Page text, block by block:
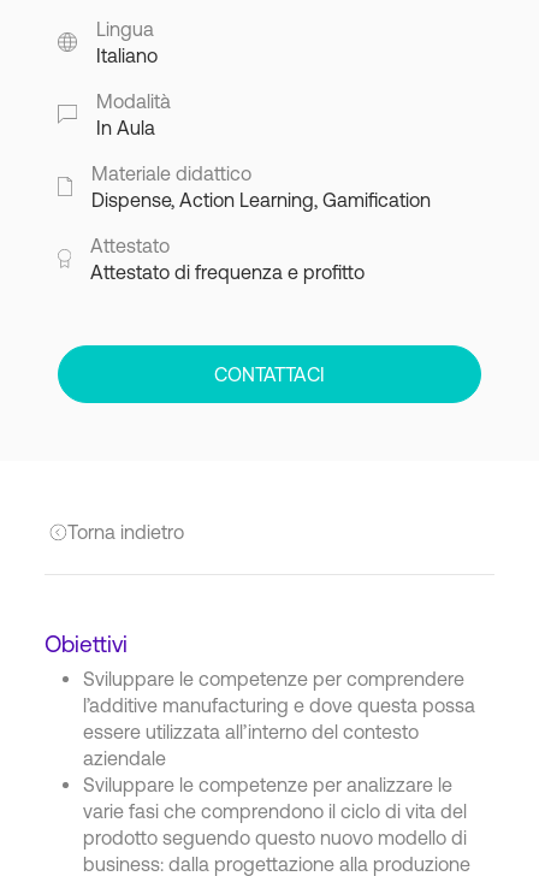
Lingua
Italiano
Modalità
In Aula
Materiale didattico
Dispense, Action Learning, Gamification
Attestato
Attestato di frequenza e profitto
CONTATTACI
Torna indietro
Obiettivi
Sviluppare le competenze per comprendere
l’additive manufacturing e dove questa possa
essere utilizzata all’interno del contesto
aziendale
Sviluppare le competenze per analizzare le
varie fasi che comprendono il ciclo di vita del
prodotto seguendo questo nuovo modello di
business: dalla progettazione alla produzione